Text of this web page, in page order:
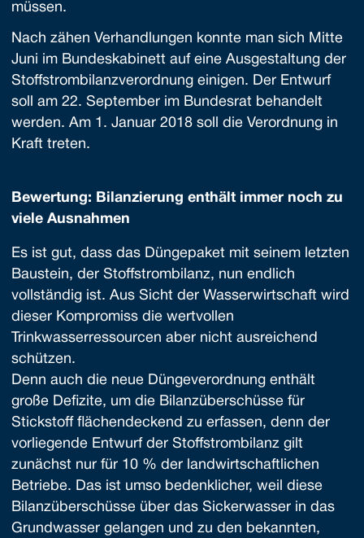
müssen.
Nach zähen Verhandlungen konnte man sich Mitte
Juni im Bundeskabinett auf eine Ausgestaltung der
Stoffstrombilanzverordnung einigen. Der Entwurf
soll am 22. September im Bundesrat behandelt
werden. Am 1. Januar 2018 soll die Verordnung in
Kraft treten.
Bewertung: Bilanzierung enthält immer noch zu
viele Ausnahmen
Es ist gut, dass das Düngepaket mit seinem letzten
Baustein, der Stoffstrombilanz, nun endlich
vollständig ist. Aus Sicht der Wasserwirtschaft wird
dieser Kompromiss die wertvollen
Trinkwasserressourcen aber nicht ausreichend
schützen.
Denn auch die neue Düngeverordnung enthält
große Defizite, um die Bilanzüberschüsse für
Stickstoff flächendeckend zu erfassen, denn der
vorliegende Entwurf der Stoffstrombilanz gilt
zunächst nur für 10 % der landwirtschaftlichen
Betriebe. Das ist umso bedenklicher, weil diese
Bilanzüberschüsse über das Sickerwasser in das
Grundwasser gelangen und zu den bekannten,